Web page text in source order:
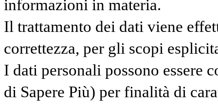
informazioni in materia.
Il trattamento dei dati viene
correttezza, per gli scopi
I dati personali possono essere
di Sapere Più) per finalità di